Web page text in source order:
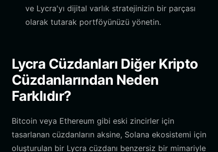
ve Lycra'yı dijital varlık stratejinizin bir parçası
olarak tutarak portföyünüzü yönetin.
Lycra Cüzdanları Diğer Kripto
Cüzdanlarından Neden
Farklıdır?
Bitcoin veya Ethereum gibi eski zincirler için
tasarlanan cüzdanların aksine, Solana ekosistemi için
oluşturulan bir Lycra cüzdanı benzersiz bir mimariyle